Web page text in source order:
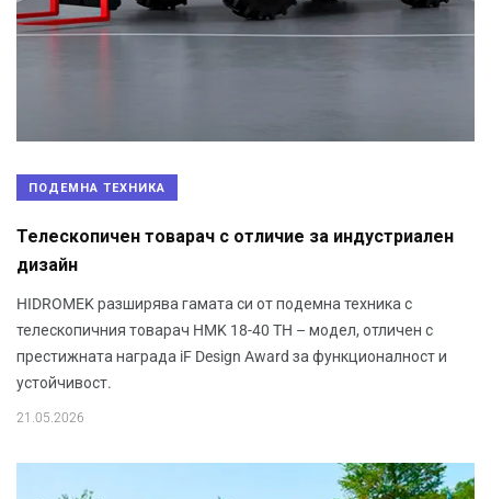
ПОДЕМНА ТЕХНИКА
Телескопичен товарач с отличие за индустриален
дизайн
HIDROMEK разширява гамата си от подемна техника с
телескопичния товарач HMK 18-40 TH – модел, отличен с
престижната награда iF Design Award за функционалност и
устойчивост.
21.05.2026